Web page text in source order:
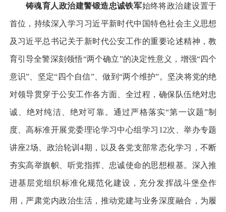
铸魂育人政治建警锻造忠诚铁军始终将政治建设置于
首位，持续深入学习习近平新时代中国特色社会主义思想
及习近平总书记关于新时代公安工作的重要论述精神，教
育引导全警深刻领悟“两个确立”的决定性意义，增强“四个
意识”、坚定“四个自信”、做到“两个维护”。坚决将党的绝
对领导贯穿于公安工作各方面、全过程，确保队伍绝对忠
诚、绝对纯洁、绝对可靠。通过严格落实“第一议题”制
度、高标准开展党委理论学习中心组学习12次、举办专题
讲座2场、政治轮训4期，以及各党支部常态化学习，不断
夯实高举旗帜、听党指挥、忠诚使命的思想根基。深入推
进基层党组织标准化规范化建设，充分发挥战斗堡垒作
用，严肃党内政治生活，推动党建与业务深度融合，为履